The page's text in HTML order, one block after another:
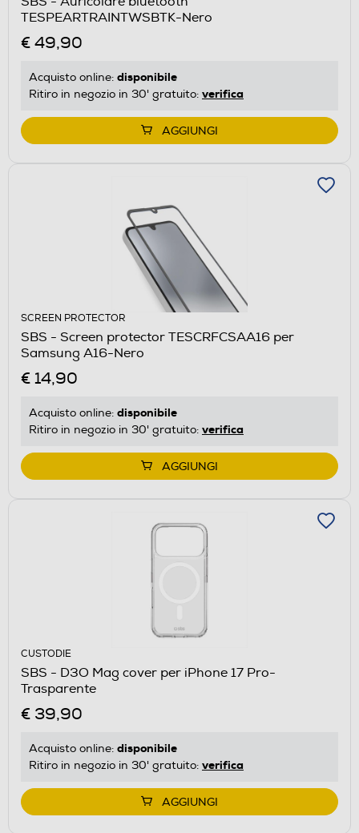
TESPEARTRAINTWSBTK-Nero
€ 49,90
Acquisto online: disponibile
Ritiro in negozio in 30' gratuito: verifica
AGGIUNGI
SCREEN PROTECTOR
SBS - Screen protector TESCRFCSAA16 per
Samsung A16-Nero
€ 14,90
Acquisto online: disponibile
Ritiro in negozio in 30' gratuito: verifica
AGGIUNGI
CUSTODIE
SBS - D3O Mag cover per iPhone 17 Pro-
Trasparente
€ 39,90
Acquisto online: disponibile
Ritiro in negozio in 30' gratuito: verifica
AGGIUNGI